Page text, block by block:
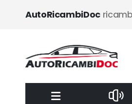
AutoRicambiDoc